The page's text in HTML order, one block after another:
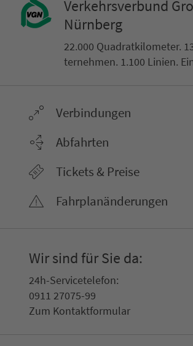
Ver­kehrs­ver­bund
Nürn­berg
22.000 Qua­drat­ki­lo­me­ter.
ter­neh­men. 1.100 Linien.
Ver­bin­dungen
Abfahrten
Tickets & Preise
Fahr­plan­ände­rungen
Wir sind für Sie da:
24h-Ser­vice­te­le­fon:
0911 27075-99
Zum Kon­taktformular